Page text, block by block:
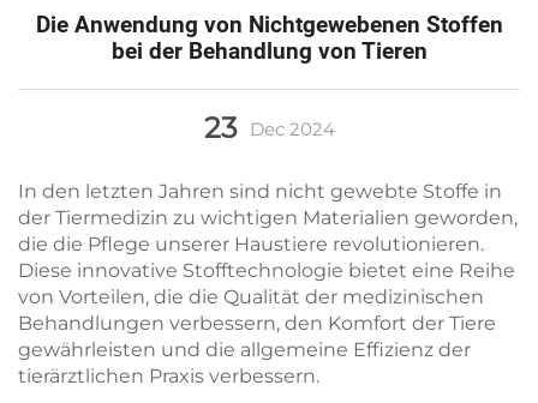
Die Anwendung von Nichtgewebenen Stoffen
bei der Behandlung von Tieren
23 Dec 2024
In den letzten Jahren sind nicht gewebte Stoffe in
der Tiermedizin zu wichtigen Materialien geworden,
die die Pflege unserer Haustiere revolutionieren.
Diese innovative Stofftechnologie bietet eine Reihe
von Vorteilen, die die Qualität der medizinischen
Behandlungen verbessern, den Komfort der Tiere
gewährleisten und die allgemeine Effizienz der
tierärztlichen Praxis verbessern.